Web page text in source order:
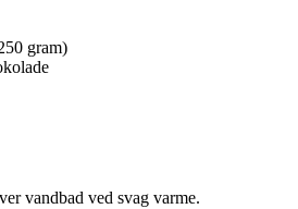
gram)
vandbad ved svag varme.